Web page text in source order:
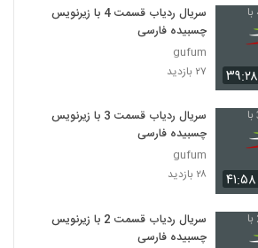
۳۹:۲۸
سریال ردیاب قسمت 4 با زیرنویس
چسبیده فارسی
gufum
۲۷ بازدید
۴۱:۵۸
سریال ردیاب قسمت 3 با زیرنویس
چسبیده فارسی
gufum
۲۸ بازدید
سریال ردیاب قسمت 2 با زیرنویس
چسبیده فارسی